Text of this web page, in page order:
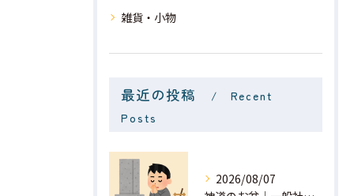
雑貨・小物
最近の投稿
Recent
Posts
2026/08/07